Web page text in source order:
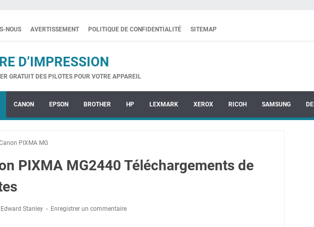
NOUS AVERTISSEMENT POLITIQUE DE CONFIDENTIALITÉ SITEMAP
D’IMPRESSION
GRATUIT DES PILOTES POUR VOTRE APPAREIL
CANON EPSON BROTHER HP LEXMARK XEROX RICOH SAMSUNG
PIXMA MG
PIXMA MG2440 Téléchargements de
Edward Stanley Enregistrer un commentaire